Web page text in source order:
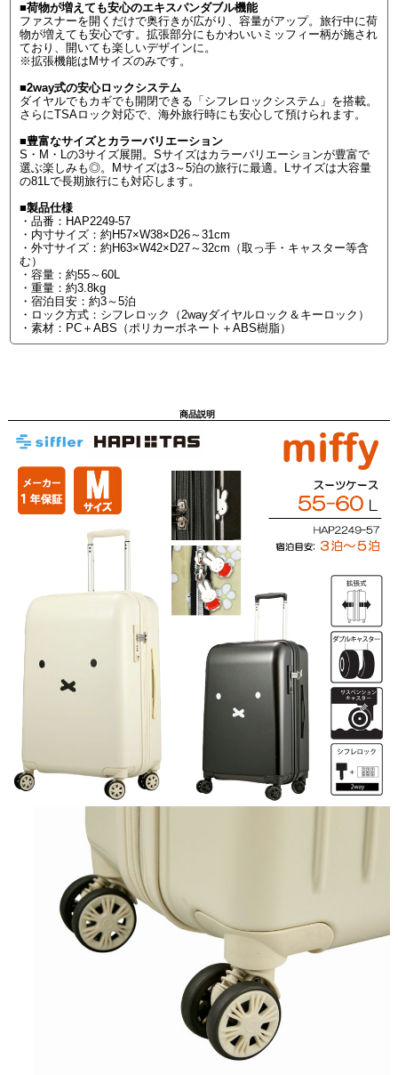
■荷物が増えても安心のエキスパンダブル機能
ファスナーを開くだけで奥行きが広がり、容量がアップ。旅行中に荷
物が増えても安心です。拡張部分にもかわいいミッフィー柄が施され
ており、開いても楽しいデザインに。
※拡張機能はMサイズのみです。
■2way式の安心ロックシステム
ダイヤルでもカギでも開閉できる「シフレロックシステム」を搭載。
さらにTSAロック対応で、海外旅行時にも安心して預けられます。
■豊富なサイズとカラーバリエーション
S・M・Lの3サイズ展開。Sサイズはカラーバリエーションが豊富で
選ぶ楽しみも◎。Mサイズは3～5泊の旅行に最適。Lサイズは大容量
の81Lで長期旅行にも対応します。
■製品仕様
・品番：HAP2249-57
・内寸サイズ：約H57×W38×D26～31cm
・外寸サイズ：約H63×W42×D27～32cm（取っ手・キャスター等含
む）
・容量：約55～60L
・重量：約3.8kg
・宿泊目安：約3～5泊
・ロック方式：シフレロック（2wayダイヤルロック＆キーロック）
・素材：PC＋ABS（ポリカーボネート＋ABS樹脂）
商品説明